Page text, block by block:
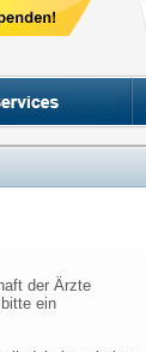
der Ärzte
ein